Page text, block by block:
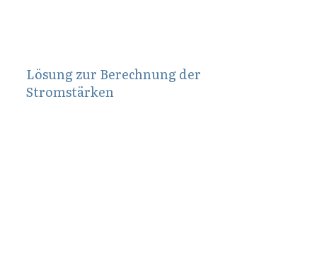
Lösung zur Berechnung der
Stromstärken